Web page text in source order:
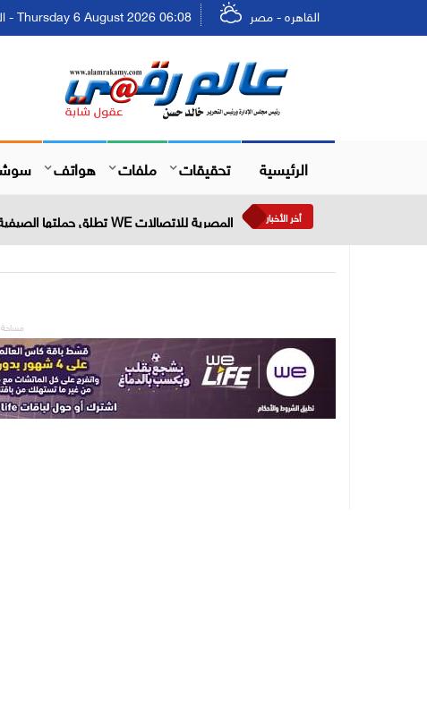
القاهره - مصر Thursday 6 August 2026 06:08 - الخميس ٢٢ صفر ١٤٤٨
الرئيسية تحقيقات ملفات هواتف
أخر الأخبار المصرية للاتصالات WE تطلق حملتها الصيفية بعروض حصرية وجوائز نقدية تصل إلى مليوني جنيه
مساحة